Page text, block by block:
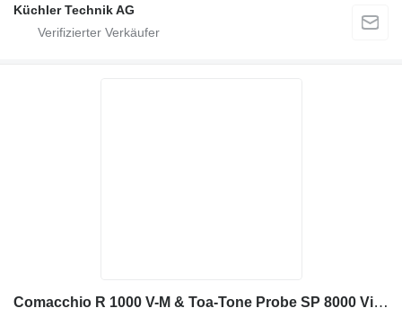
Küchler Technik AG
Comacchio R 1000 V-M & Toa-Tone Probe SP 8000 Vibro